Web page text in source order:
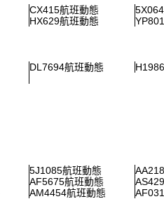
CX415航班動態
HX629航班動態
DL7694航班動態
5J1085航班動態
AF5675航班動態
AM4454航班動態